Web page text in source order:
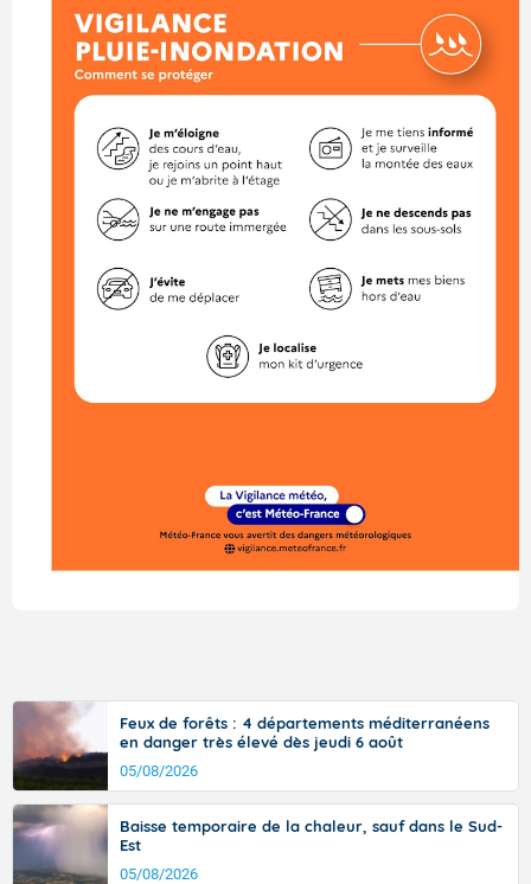
Feux de forêts : 4 départements méditerranéens
en danger très élevé dès jeudi 6 août
05/08/2026
Baisse temporaire de la chaleur, sauf dans le Sud-
Est
05/08/2026